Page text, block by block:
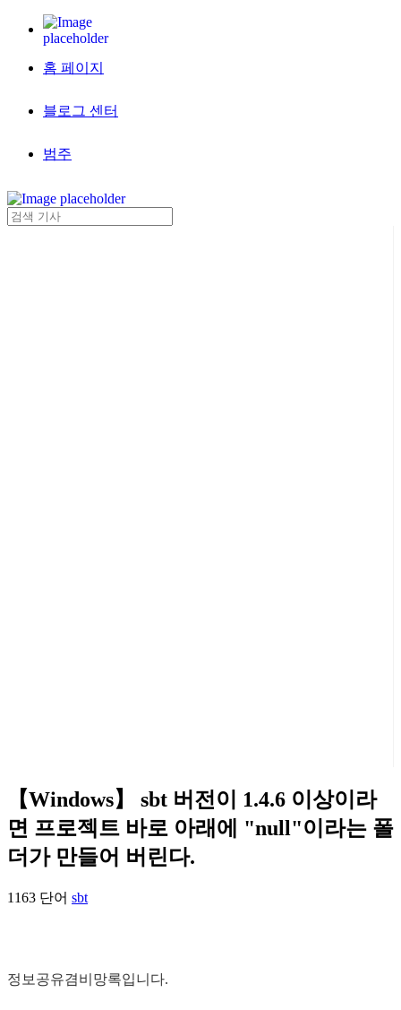
홈 페이지
블로그 센터
범주
【Windows】 sbt 버전이 1.4.6 이상이라
면 프로젝트 바로 아래에 "null"이라는 폴
더가 만들어 버린다.
1163 단어 sbt
정보공유겸비망록입니다.